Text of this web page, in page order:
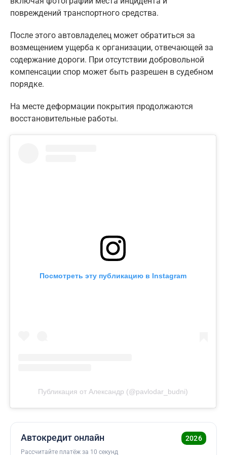
повреждений транспортного средства.
После этого автовладелец может обратиться за
возмещением ущерба к организации, отвечающей за
содержание дороги. При отсутствии добровольной
компенсации спор может быть разрешен в судебном
порядке.
На месте деформации покрытия продолжаются
восстановительные работы.
Посмотреть эту публикацию в Instagram
Публикация от Александр (@pavlodar_budni)
Автокредит онлайн 2026
Рассчитайте платёж за 10 секунд